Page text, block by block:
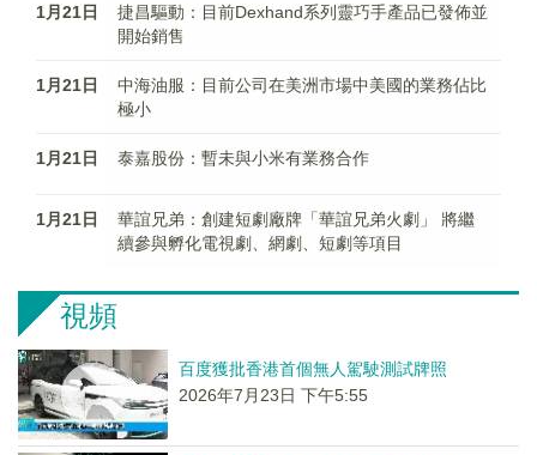
1月21日
捷昌驅動：目前Dexhand系列靈巧手產品已發佈並
開始銷售
1月21日
中海油服：目前公司在美洲市場中美國的業務佔比
極小
1月21日 泰嘉股份：暫未與小米有業務合作
1月21日
華誼兄弟：創建短劇廠牌「華誼兄弟火劇」 將繼
續參與孵化電視劇、網劇、短劇等項目
視頻
百度獲批香港首個無人駕駛測試牌照
2026年7月23日 下午5:55